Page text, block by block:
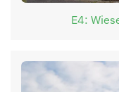
E4: